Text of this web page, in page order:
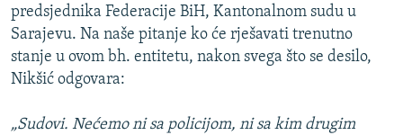
predsjednika Federacije BiH, Kantonalnom sudu u
Sarajevu. Na naše pitanje ko će rješavati trenutno
stanje u ovom bh. entitetu, nakon svega što se desilo,
Nikšić odgovara:
„Sudovi. Nećemo ni sa policijom, ni sa kim drugim